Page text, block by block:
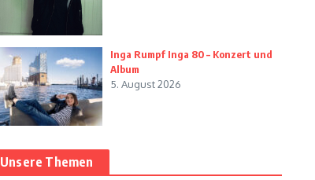
Inga Rumpf Inga 80 – Konzert und
Album
5. August 2026
Unsere Themen